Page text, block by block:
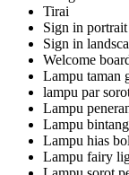
Tirai
Sign in portrait
Sign in
Welcome
Lampu taman
lampu par
Lampu
Lampu bintang
Lampu hias
Lampu fairy